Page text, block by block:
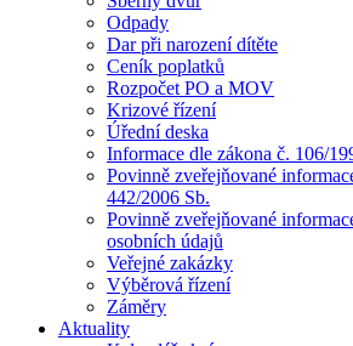
Odpady
Dar při narození dítěte
Ceník poplatků
Rozpočet PO a MOV
Krizové řízení
Úřední deska
Informace dle zákona č. 106/
Povinně zveřejňované
442/2006 Sb.
Povinně zveřejňované
osobních údajů
Veřejné zakázky
Výběrová řízení
Záměry
Aktuality